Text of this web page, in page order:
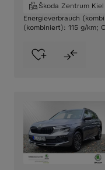
Škoda Zentrum Kiel
Energieverbrauch
(kombiniert): 115 g/km;